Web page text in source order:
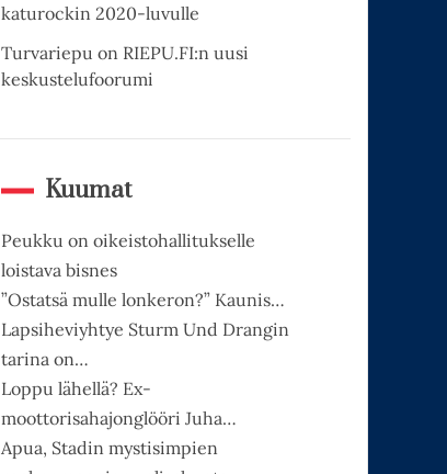
katurockin 2020-luvulle
Turvariepu on RIEPU.FI:n uusi
keskustelufoorumi
Kuumat
Peukku on oikeistohallitukselle
loistava bisnes
”Ostatsä mulle lonkeron?” Kaunis…
Lapsiheviyhtye Sturm Und Drangin
tarina on…
Loppu lähellä? Ex-
moottorisahajonglööri Juha…
Apua, Stadin mystisimpien